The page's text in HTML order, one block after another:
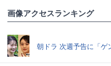
画像アクセスランキング
朝ドラ 次週予告に「ゲ